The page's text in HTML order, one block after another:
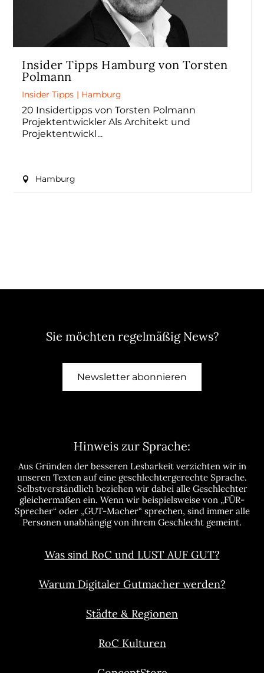
Insider Tipps Hamburg von Torsten
Polmann
Insider Tipps | Hamburg
20 Insidertipps von Torsten Polmann
Projektentwickler Als Architekt und
Projektentwickl
Hamburg
Sie möchten regelmäßig News?
Newsletter abonnieren
Hinweis zur Sprache:
Aus Gründen der besseren Lesbarkeit verzichten wir in
unseren Texten auf eine geschlechtergerechte Sprache.
Selbstverständlich beziehen wir dabei alle Geschlechter
gleichermaßen ein. Wenn wir beispielsweise von „FÜR-
Sprecher“ oder „GUT-Macher“ sprechen, sind immer alle
Personen unabhängig von ihrem Geschlecht gemeint.
Was sind RoC und LUST AUF GUT?
Warum Digitaler Gutmacher werden?
Städte & Regionen
RoC Kulturen